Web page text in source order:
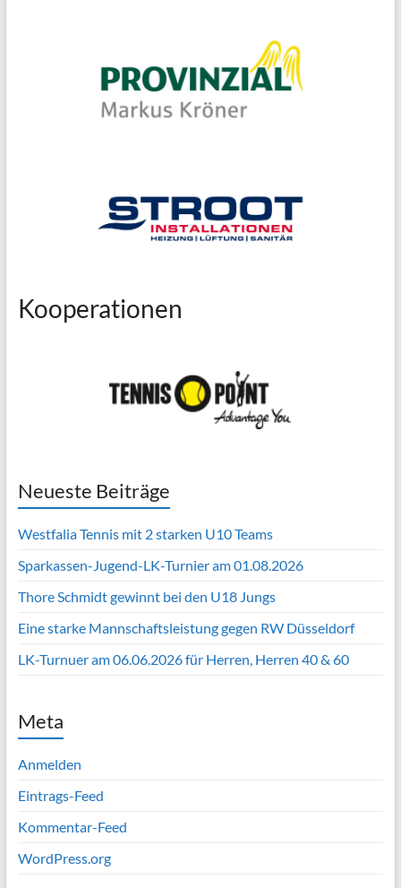
Kooperationen
Neueste Beiträge
Westfalia Tennis mit 2 starken U10 Teams
Sparkassen-Jugend-LK-Turnier am 01.08.2026
Thore Schmidt gewinnt bei den U18 Jungs
Eine starke Mannschaftsleistung gegen RW Düsseldorf
LK-Turnuer am 06.06.2026 für Herren, Herren 40 & 60
Meta
Anmelden
Eintrags-Feed
Kommentar-Feed
WordPress.org